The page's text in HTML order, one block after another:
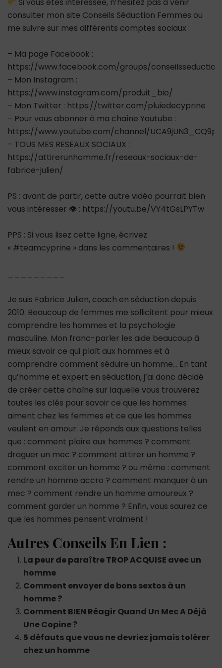
consulter mon site Conseils Séduction Femmes ou
me suivre sur mes différents comptes sociaux :
– Ma page Facebook :
https://www.facebook.com/groups/
– Mon Instagram :
https://www.instagram.com/produit_bio/
– Mon Twitter : https://twitter.com/pluiedecyprine
– Pour vous abonner à ma chaîne Youtube :
https://www.youtube.com/channel/
– TOUS MES RESEAUX SOCIAUX :
https://attirerunhomme.fr/reseaux-sociaux-de-
fabrice-julien/
PS : avant de partir, cette autre vidéo pourrait bien
vous intéresser 👁 : https://youtu.be/VY4tGsLPYTw
PPS : Si vous lisez cette ligne, écrivez
« #teamcyprine » dans les commentaires !
Je suis Fabrice Julien, coach en séduction depuis
2010. Beaucoup de femmes me sollicitent pour mieux
comprendre les hommes et la psychologie
masculine. Mon franc-parler les aide beaucoup à
mieux savoir ce qui plaît aux hommes et à
comprendre comment séduire un homme… En tant
qu’homme et expert en séduction, j’ai donc décidé
de créer cette chaîne sur laquelle vous trouverez
toutes les clés pour savoir ce que les hommes
aiment chez les femmes et ce que les hommes
veulent en amour. Je réponds aux questions telles
que : comment plaire aux hommes ? comment
draguer un mec ? comment attirer un homme ?
comment exciter un homme ? ou même : comment
rendre un homme accro ? comment manquer à un
mec ? comment rendre un homme amoureux ?
comment garder un homme ? Enfin, vous saurez ce
que les hommes pensent vraiment !
Autres Conseils En Lien :
La peur de paraître TROP ACQUISE avec un
homme
Comment envoyer de bons sextos à un
homme ?
Comment BIEN Réagir Quand Un Mec A Déjà
Une Copine ?
5 défauts que vous ne devriez jamais tolérer
chez un homme